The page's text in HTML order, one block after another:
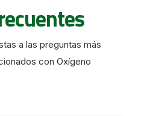
a las preguntas más
con Oxígeno